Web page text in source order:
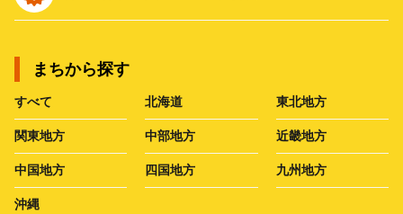
まちから探す
すべて 北海道 東北地方
関東地方 中部地方 近畿地方
中国地方 四国地方 九州地方
沖縄